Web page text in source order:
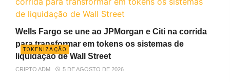
TOKENIZAÇÃO
Wells Fargo se une ao JPMorgan e Citi na corrida
para transformar em tokens os sistemas de
liquidação de Wall Street
CRIPTO ADM 5 DE AGOSTO DE 2026